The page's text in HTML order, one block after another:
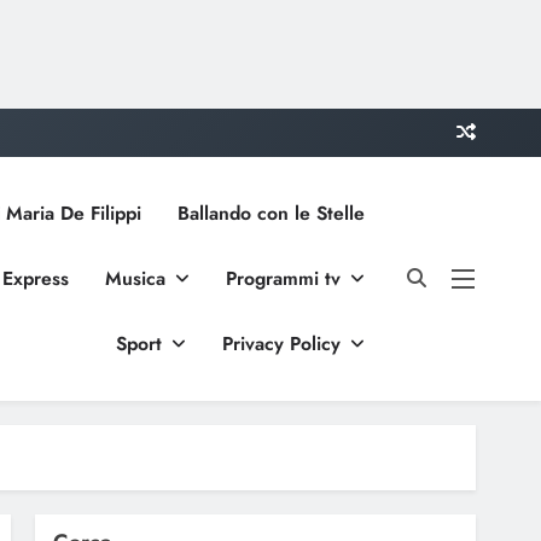
De Filippi Ballando con le Stelle
Musica Programmi tv
Sport Privacy Policy